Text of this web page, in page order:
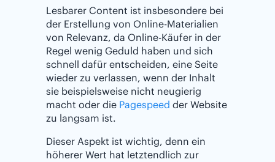
Lesbarer Content ist insbesondere bei
der Erstellung von Online-Materialien
von Relevanz, da Online-Käufer in der
Regel wenig Geduld haben und sich
schnell dafür entscheiden, eine Seite
wieder zu verlassen, wenn der Inhalt
sie beispielsweise nicht neugierig
macht oder die Pagespeed der Website
zu langsam ist.
Dieser Aspekt ist wichtig, denn ein
höherer Wert hat letztendlich zur